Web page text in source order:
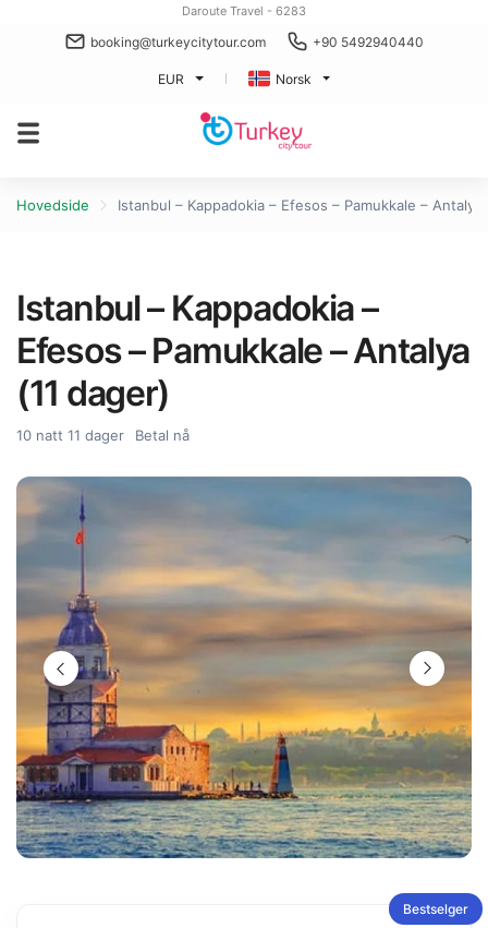
Daroute Travel - 6283
booking@turkeycitytour.com +90 5492940440
EUR Norsk
Hovedside Istanbul – Kappadokia – Efesos – Pamukkale – Antalya
Istanbul – Kappadokia –
Efesos – Pamukkale – Antalya
(11 dager)
10 natt 11 dager Betal nå
Bestselger